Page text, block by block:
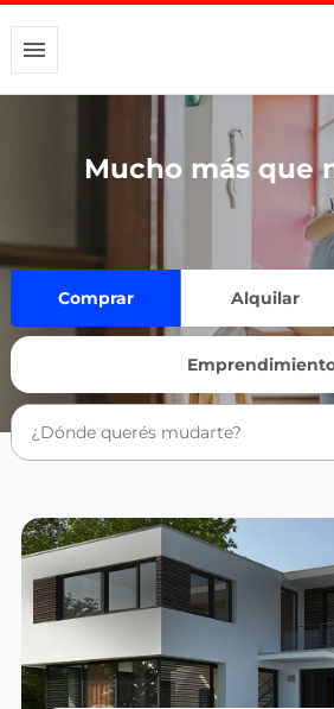
Mucho más que
Comprar Alquilar